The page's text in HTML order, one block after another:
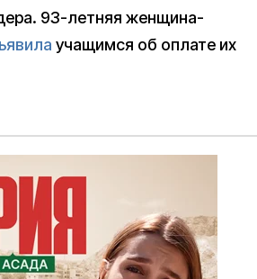
93-летняя женщина-
учащимся об оплате их